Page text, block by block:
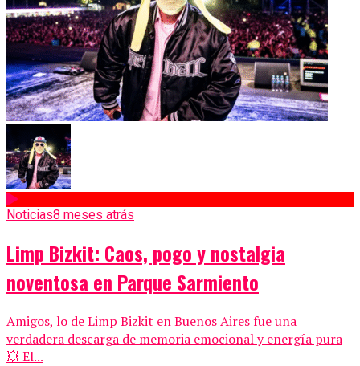
Noticias8 meses atrás
Limp Bizkit: Caos, pogo y nostalgia
noventosa en Parque Sarmiento
Amigos, lo de Limp Bizkit en Buenos Aires fue una
verdadera descarga de memoria emocional y energía pura
💥 El...